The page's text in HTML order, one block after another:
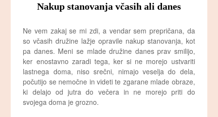
Nakup stanovanja včasih ali danes
Ne vem zakaj se mi zdi, a vendar sem prepričana, da
so včasih družine lažje opravile nakup stanovanja, kot
pa danes. Meni se mlade družine danes prav smilijo,
ker enostavno zaradi tega, ker si ne morejo ustvariti
lastnega doma, niso srečni, nimajo veselja do dela,
počutijo se nemočne in videti te zgarane mlade obraze,
ki delajo od jutra do večera in ne morejo priti do
svojega doma je grozno.